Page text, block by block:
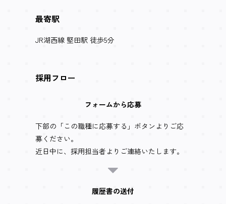
最寄駅
JR湖西線 堅田駅 徒歩5分
採用フロー
フォームから応募
下部の「この職種に応募する」ボタンよりご応
募ください。
近日中に、採用担当者よりご連絡いたします。
履歴書の送付